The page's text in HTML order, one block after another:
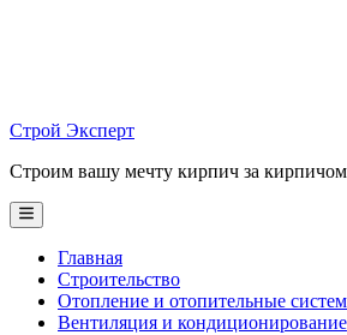
Строй Эксперт
Строим вашу мечту кирпич за кирпичом
Main
Menu
Главная
Строительство
Отопление и отопительные
Вентиляция и кондиционирование